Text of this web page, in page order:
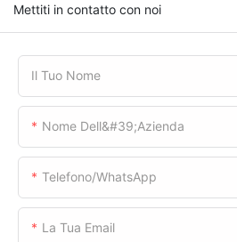
Mettiti in contatto con noi
Il Tuo Nome
Nome Dell&#39;azienda
Telefono/WhatsApp
La Tua Email